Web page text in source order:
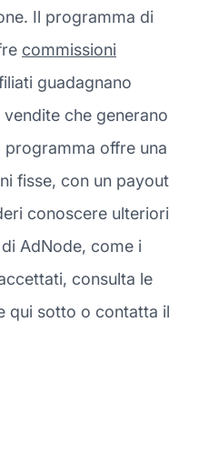
Il programma di
commissioni
guadagnano
che generano
offre una
fisse, con un payout
conoscere ulteriori
AdNode, come i
consulta le
qui sotto o contatta il